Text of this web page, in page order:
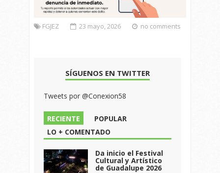
FGJEZ 23 mayo, 2026 no comments
SÍGUENOS EN TWITTER
Tweets por @Conexion58
RECIENTE
POPULAR
LO + COMENTADO
Da inicio el Festival
Cultural y Artístico
de Guadalupe 2026